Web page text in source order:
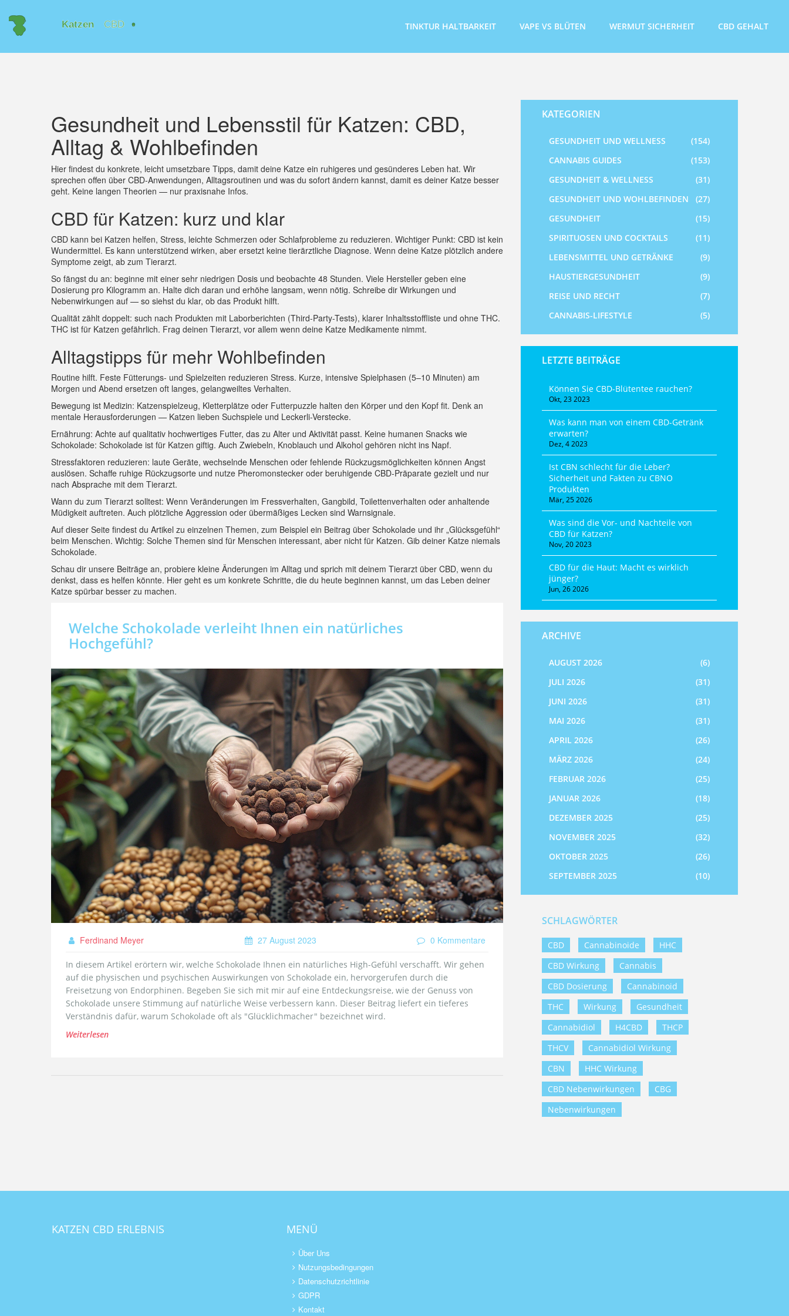
TINKTUR HALTBARKEIT VAPE VS BLÜTEN WERMUT SICHERHEIT CBD GEHALT
Gesundheit und Lebensstil für Katzen: CBD,
Alltag & Wohlbefinden
Hier findest du konkrete, leicht umsetzbare Tipps, damit deine Katze ein ruhigeres und gesünderes Leben hat. Wir
sprechen offen über CBD-Anwendungen, Alltagsroutinen und was du sofort ändern kannst, damit es deiner Katze besser
geht. Keine langen Theorien — nur praxisnahe Infos.
CBD für Katzen: kurz und klar
CBD kann bei Katzen helfen, Stress, leichte Schmerzen oder Schlafprobleme zu reduzieren. Wichtiger Punkt: CBD ist kein
Wundermittel. Es kann unterstützend wirken, aber ersetzt keine tierärztliche Diagnose. Wenn deine Katze plötzlich andere
Symptome zeigt, ab zum Tierarzt.
So fängst du an: beginne mit einer sehr niedrigen Dosis und beobachte 48 Stunden. Viele Hersteller geben eine
Dosierung pro Kilogramm an. Halte dich daran und erhöhe langsam, wenn nötig. Schreibe dir Wirkungen und
Nebenwirkungen auf — so siehst du klar, ob das Produkt hilft.
Qualität zählt doppelt: such nach Produkten mit Laborberichten (Third-Party-Tests), klarer Inhaltsstoffliste und ohne THC.
THC ist für Katzen gefährlich. Frag deinen Tierarzt, vor allem wenn deine Katze Medikamente nimmt.
Alltagstipps für mehr Wohlbefinden
Routine hilft. Feste Fütterungs- und Spielzeiten reduzieren Stress. Kurze, intensive Spielphasen (5–10 Minuten) am
Morgen und Abend ersetzen oft langes, gelangweiltes Verhalten.
Bewegung ist Medizin: Katzenspielzeug, Kletterplätze oder Futterpuzzle halten den Körper und den Kopf fit. Denk an
mentale Herausforderungen — Katzen lieben Suchspiele und Leckerli-Verstecke.
Ernährung: Achte auf qualitativ hochwertiges Futter, das zu Alter und Aktivität passt. Keine humanen Snacks wie
Schokolade: Schokolade ist für Katzen giftig. Auch Zwiebeln, Knoblauch und Alkohol gehören nicht ins Napf.
Stressfaktoren reduzieren: laute Geräte, wechselnde Menschen oder fehlende Rückzugsmöglichkeiten können Angst
auslösen. Schaffe ruhige Rückzugsorte und nutze Pheromonstecker oder beruhigende CBD-Präparate gezielt und nur
nach Absprache mit dem Tierarzt.
Wann du zum Tierarzt solltest: Wenn Veränderungen im Fressverhalten, Gangbild, Toilettenverhalten oder anhaltende
Müdigkeit auftreten. Auch plötzliche Aggression oder übermäßiges Lecken sind Warnsignale.
Auf dieser Seite findest du Artikel zu einzelnen Themen, zum Beispiel ein Beitrag über Schokolade und ihr „Glücksgefühl“
beim Menschen. Wichtig: Solche Themen sind für Menschen interessant, aber nicht für Katzen. Gib deiner Katze niemals
Schokolade.
Schau dir unsere Beiträge an, probiere kleine Änderungen im Alltag und sprich mit deinem Tierarzt über CBD, wenn du
denkst, dass es helfen könnte. Hier geht es um konkrete Schritte, die du heute beginnen kannst, um das Leben deiner
Katze spürbar besser zu machen.
Welche Schokolade verleiht Ihnen ein natürliches
Hochgefühl?
Ferdinand Meyer 27 August 2023 0 Kommentare
In diesem Artikel erörtern wir, welche Schokolade Ihnen ein natürliches High-Gefühl verschafft. Wir gehen
auf die physischen und psychischen Auswirkungen von Schokolade ein, hervorgerufen durch die
Freisetzung von Endorphinen. Begeben Sie sich mit mir auf eine Entdeckungsreise, wie der Genuss von
Schokolade unsere Stimmung auf natürliche Weise verbessern kann. Dieser Beitrag liefert ein tieferes
Verständnis dafür, warum Schokolade oft als "Glücklichmacher" bezeichnet wird.
Weiterlesen
KATEGORIEN
GESUNDHEIT UND WELLNESS
(154)
CANNABIS GUIDES
(153)
GESUNDHEIT & WELLNESS
(31)
GESUNDHEIT UND WOHLBEFINDEN
(27)
GESUNDHEIT
(15)
SPIRITUOSEN UND COCKTAILS
(11)
LEBENSMITTEL UND GETRÄNKE
(9)
HAUSTIERGESUNDHEIT
(9)
REISE UND RECHT
(7)
CANNABIS-LIFESTYLE
(5)
LETZTE BEITRÄGE
Können Sie CBD-Blütentee rauchen?
Okt, 23 2023
Was kann man von einem CBD-Getränk
erwarten?
Dez, 4 2023
Ist CBN schlecht für die Leber?
Sicherheit und Fakten zu CBNO
Produkten
Mär, 25 2026
Was sind die Vor- und Nachteile von
CBD für Katzen?
Nov, 20 2023
CBD für die Haut: Macht es wirklich
jünger?
Jun, 26 2026
ARCHIVE
AUGUST 2026
(6)
JULI 2026
(31)
JUNI 2026
(31)
MAI 2026
(31)
APRIL 2026
(26)
MÄRZ 2026
(24)
FEBRUAR 2026
(25)
JANUAR 2026
(18)
DEZEMBER 2025
(25)
NOVEMBER 2025
(32)
OKTOBER 2025
(26)
SEPTEMBER 2025
(10)
SCHLAGWÖRTER
CBD Cannabinoide
HHC
CBD Wirkung
Cannabis
CBD Dosierung
Cannabinoid
THC
Wirkung
Gesundheit
Cannabidiol
H4CBD
THCP
THCV
Cannabidiol Wirkung
CBN
HHC Wirkung
CBD Nebenwirkungen
CBG
Nebenwirkungen
KATZEN CBD ERLEBNIS MENÜ
Über Uns
Nutzungsbedingungen
Datenschutzrichtlinie
GDPR
Kontakt